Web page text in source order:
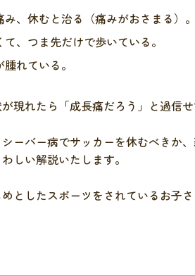
、休むと治る（痛みがおさまる）。
、つま先だけで歩いている。
れている。
現れたら「成長痛だろう」と過信
ーバー病でサッカーを休むべきか
しい解説いたします。
としたスポーツをされているお子